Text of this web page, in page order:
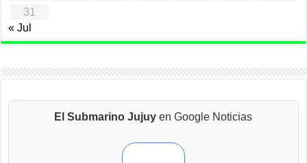
31
« Jul
El Submarino Jujuy en Google Noticias